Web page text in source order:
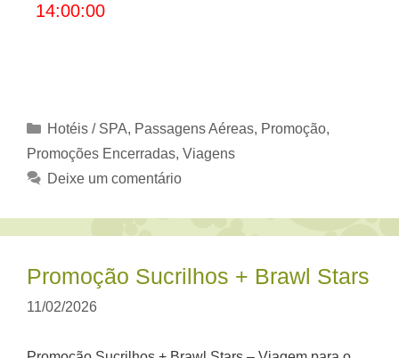
14:00:00
Categorias
Hotéis / SPA, Passagens Aéreas, Promoção,
Promoções Encerradas, Viagens
Deixe um comentário
Promoção Sucrilhos + Brawl Stars
11/02/2026